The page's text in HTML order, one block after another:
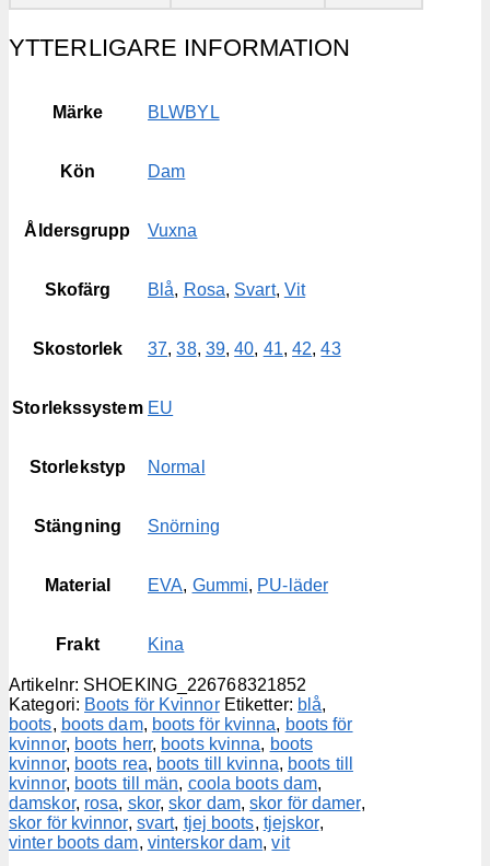
YTTERLIGARE INFORMATION
Märke BLWBYL
Kön Dam
Åldersgrupp Vuxna
Skofärg Blå, Rosa, Svart, Vit
Skostorlek 37,38, 39,40, 41,42,43
Storlekssystem EU
Storlekstyp Normal
Stängning Snörning
Material EVA, Gummi, PU-läder
Frakt Kina
Artikelnr: SHOEKING_226768321852
Kategori: Boots för Kvinnor Etiketter: blå,
boots, boots dam, boots för kvinna, boots för
kvinnor, boots herr, boots kvinna, boots
kvinnor, boots rea, boots till kvinna, boots till
kvinnor, boots till män, coola boots dam,
damskor, rosa, skor,skor dam,skor för damer,
skor för kvinnor, svart, tjej boots, tjejskor,
vinter boots dam, vinterskor dam,vit